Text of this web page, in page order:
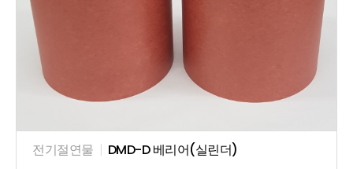
전기절연물 | DMD-D 베리어(실린더)